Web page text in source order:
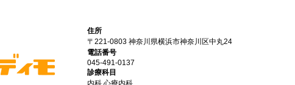
住所
〒221-0803 神奈川県横浜市神奈川区中丸24
電話番号
045-491-0137
診療科目
内科 心療内科